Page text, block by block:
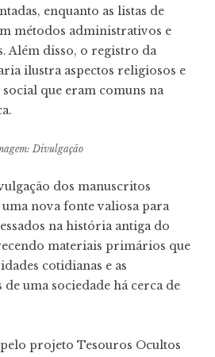
enquanto as listas de
métodos administrativos e
Além disso, o registro da
ilustra aspectos religiosos e
que eram comuns na
Divulgação
dos manuscritos
nova fonte valiosa para
na história antiga do
materiais primários que
cotidianas e as
uma sociedade há cerca de
projeto Tesouros Ocultos